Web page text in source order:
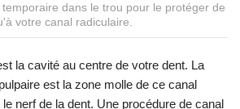
dans le trou pour le protéger de
votre canal radiculaire.
la cavité au centre de votre dent. La
est la zone molle de ce canal
nerf de la dent. Une procédure de canal